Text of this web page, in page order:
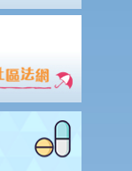
或扣除了幾個月的租
權的案件中有效的
一方的承諾或責任
Ltd)